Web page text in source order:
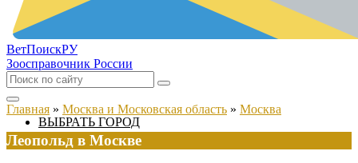
ВетПоискРУ
Зоосправочник России
ВЫБРАТЬ ГОРОД
Главная » Москва и Московская область » Москва
Леопольд в Москве